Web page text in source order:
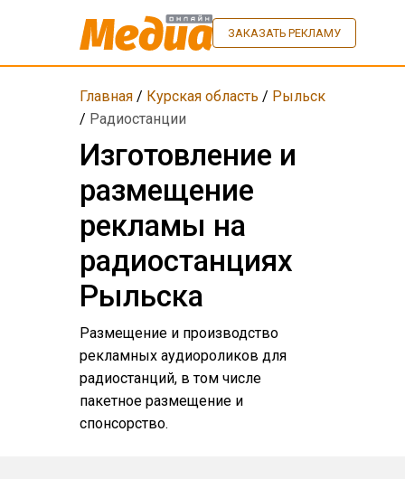
ЗАКАЗАТЬ РЕКЛАМУ
Главная/ Курская область / Рыльск
/ Радиостанции
Изготовление и
размещение
рекламы на
радиостанциях
Рыльска
Размещение и производство
рекламных аудиороликов для
радиостанций, в том числе
пакетное размещение и
спонсорство.